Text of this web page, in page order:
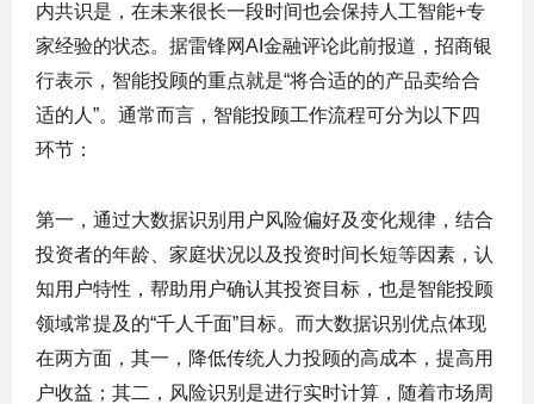
内共识是，在未来很长一段时间也会保持人工智能+专
家经验的状态。据雷锋网AI金融评论此前报道，招商银
行表示，智能投顾的重点就是“将合适的的产品卖给合
适的人”。通常而言，智能投顾工作流程可分为以下四
环节：
第一，通过大数据识别用户风险偏好及变化规律，结合
投资者的年龄、家庭状况以及投资时间长短等因素，认
知用户特性，帮助用户确认其投资目标，也是智能投顾
领域常提及的“千人千面”目标。而大数据识别优点体现
在两方面，其一，降低传统人力投顾的高成本，提高用
户收益；其二，风险识别是进行实时计算，随着市场周